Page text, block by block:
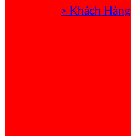
> Khách Hàng